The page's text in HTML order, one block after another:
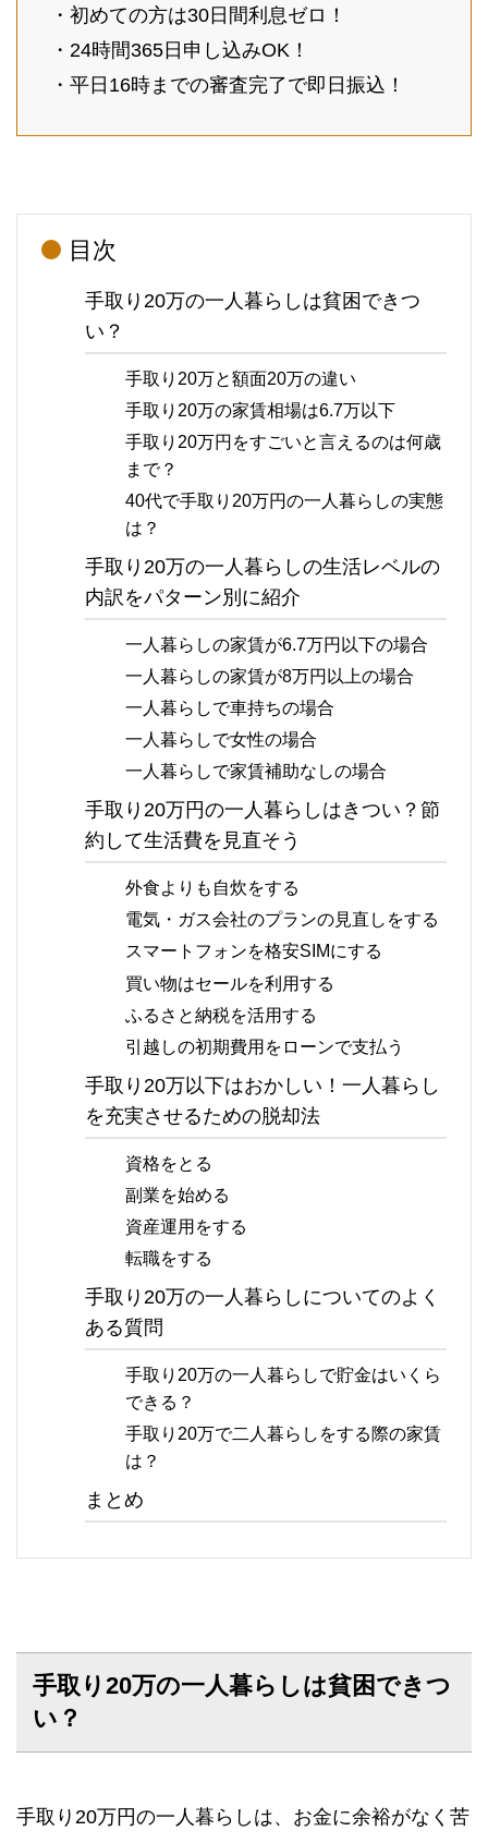
・初めての方は30日間利息ゼロ！
・24時間365日申し込みOK！
・平日16時までの審査完了で即日振込！
目次
手取り20万の一人暮らしは貧困できつ
い？
手取り20万と額面20万の違い
手取り20万の家賃相場は6.7万以下
手取り20万円をすごいと言えるのは何歳
まで？
40代で手取り20万円の一人暮らしの実態
は？
手取り20万の一人暮らしの生活レベルの
内訳をパターン別に紹介
一人暮らしの家賃が6.7万円以下の場合
一人暮らしの家賃が8万円以上の場合
一人暮らしで車持ちの場合
一人暮らしで女性の場合
一人暮らしで家賃補助なしの場合
手取り20万円の一人暮らしはきつい？節
約して生活費を見直そう
外食よりも自炊をする
電気・ガス会社のプランの見直しをする
スマートフォンを格安SIMにする
買い物はセールを利用する
ふるさと納税を活用する
引越しの初期費用をローンで支払う
手取り20万以下はおかしい！一人暮らし
を充実させるための脱却法
資格をとる
副業を始める
資産運用をする
転職をする
手取り20万の一人暮らしについてのよく
ある質問
手取り20万の一人暮らしで貯金はいくら
できる？
手取り20万で二人暮らしをする際の家賃
は？
まとめ
手取り20万の一人暮らしは貧困できつ
い？
手取り20万円の一人暮らしは、お金に余裕がなく苦